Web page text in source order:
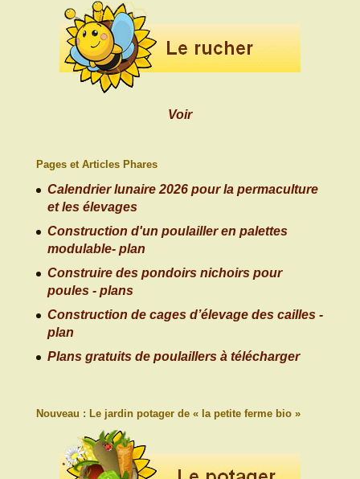
Voir
Pages et Articles Phares
Calendrier lunaire 2026 pour la permaculture
et les élevages
Construction d'un poulailler en palettes
modulable- plan
Construire des pondoirs nichoirs pour
poules - plans
Construction de cages d’élevage des cailles -
plan
Plans gratuits de poulaillers à télécharger
Nouveau : Le jardin potager de « la petite ferme bio »